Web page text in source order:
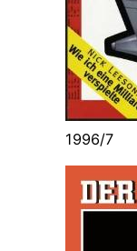
1996/7